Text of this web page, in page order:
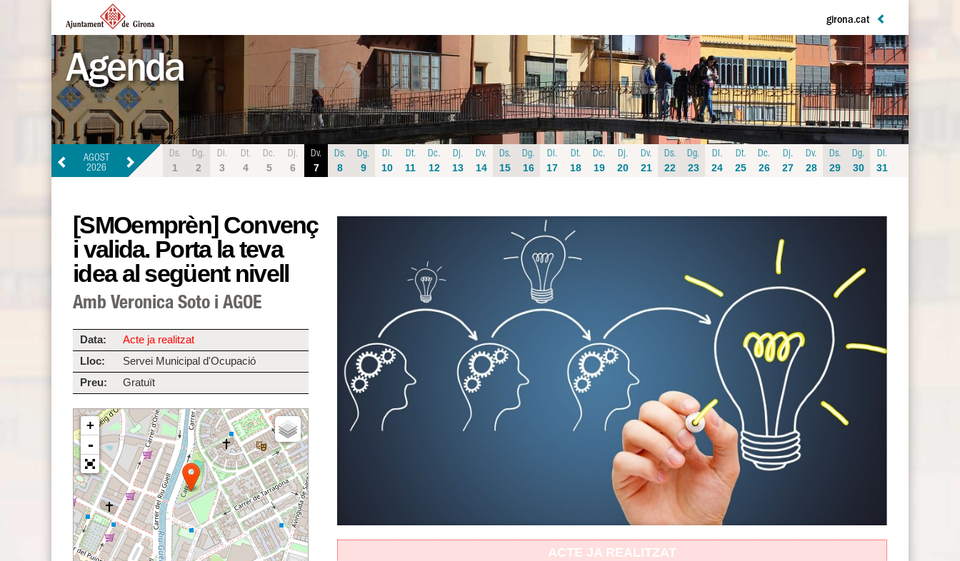
girona.cat
Agenda
AGOST
2026
Ds.
1
Dg.
2
Dl.
3
Dt.
4
Dc.
5
Dj.
6
Dv.
7
Ds.
8
Dg.
9
Dl.
10
Dt.
11
Dc.
12
Dj.
13
Dv.
14
Ds.
15
Dg.
16
Dl.
17
Dt.
18
Dc.
19
Dj.
20
Dv.
21
Ds.
22
Dg.
23
Dl.
24
Dt.
25
Dc.
26
Dj.
27
Dv.
28
Ds.
29
Dg.
30
Dl.
31
[SMOemprèn] Convenç
i valida. Porta la teva
idea al següent nivell
Amb Veronica Soto i AGOE
Data:
Acte ja realitzat
Lloc:
Servei Municipal d'Ocupació
Preu:
Gratuït
ACTE JA REALITZAT